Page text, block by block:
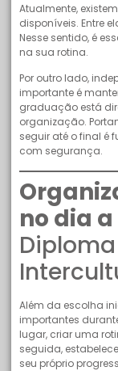
Atualmente,
disponíveis. Entre
Nesse sentido, é
na sua rotina.
Por outro lado,
importante é
graduação está
organização.
seguir até o final é
com segurança.
no dia
Além da escolha
importantes
lugar, criar uma
seguida,
seu próprio